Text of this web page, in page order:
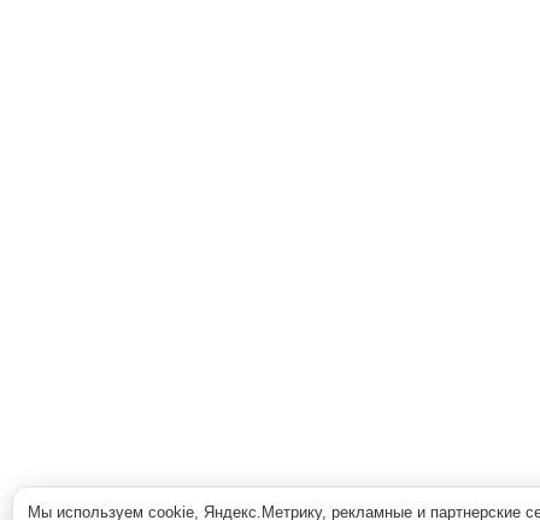
Мы используем cookie, Яндекс.Метрику, рекламные и партнерские